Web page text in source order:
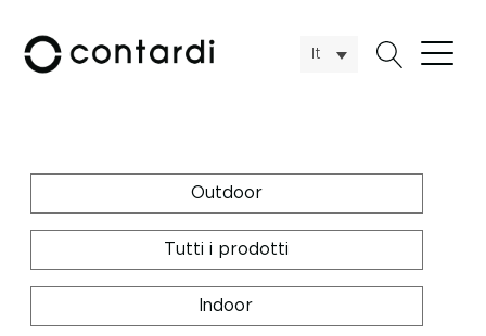
It
Outdoor
Tutti i prodotti
Indoor